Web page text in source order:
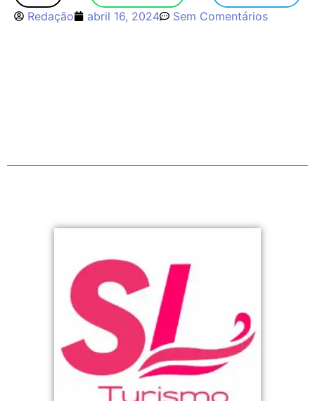
Redação abril 16, 2024 Sem Comentários